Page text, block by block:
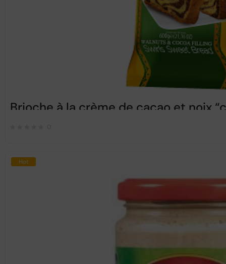
Brioche à la crème de cacao et noix
Hot